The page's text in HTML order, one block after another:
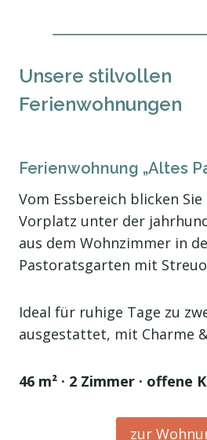
Unsere stilvollen
Ferienwohnungen
Ferienwohnung „Altes
Vom Essbereich blicken
Vorplatz unter der
aus dem Wohnzimmer in
Pastoratsgarten mit
Ideal für ruhige Tage zu
ausgestattet, mit Charme
46 m² · 2 Zimmer · offene
zur